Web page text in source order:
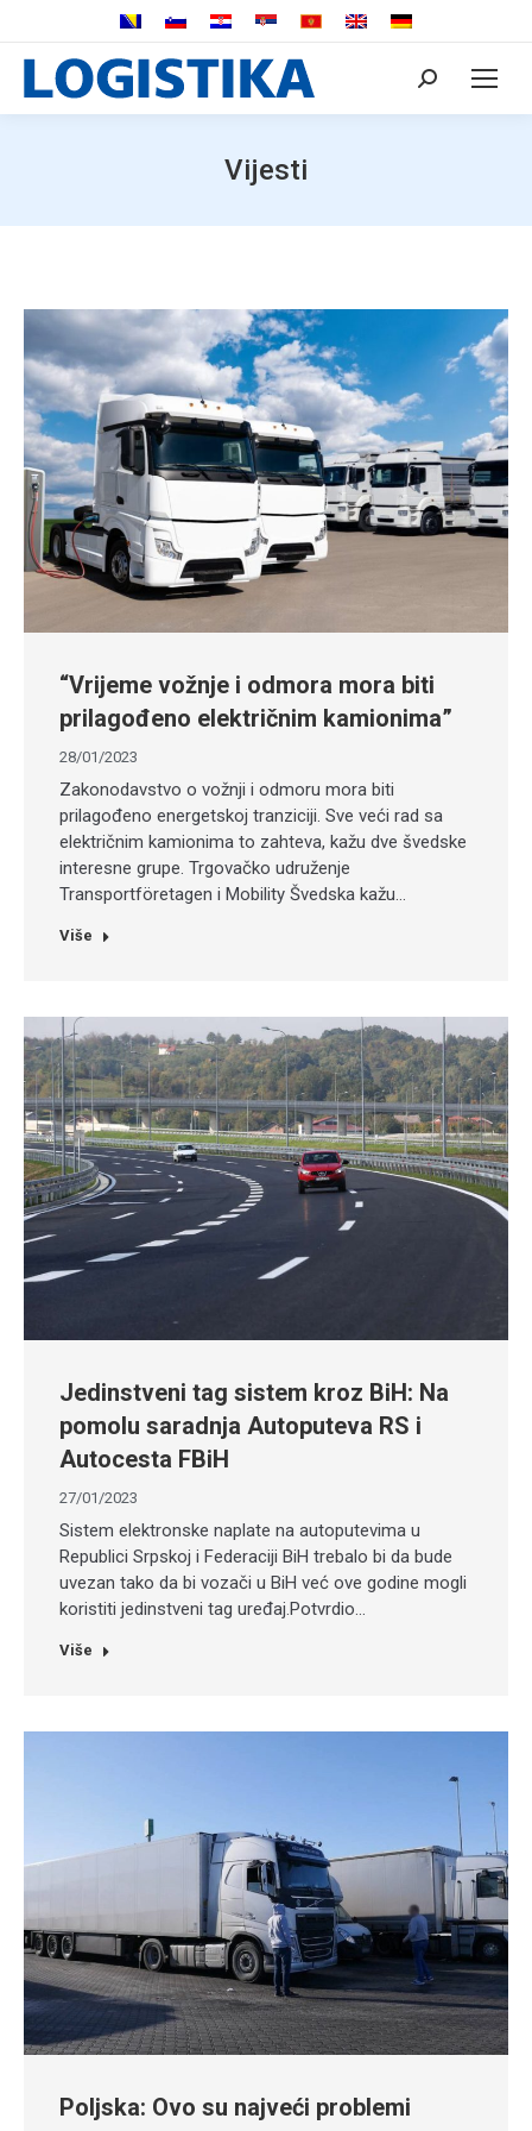
Search:
Vijesti
“Vrijeme vožnje i odmora mora biti
prilagođeno električnim kamionima”
28/01/2023
Zakonodavstvo o vožnji i odmoru mora biti
prilagođeno energetskoj tranziciji. Sve veći rad sa
električnim kamionima to zahteva, kažu dve švedske
interesne grupe. Trgovačko udruženje
Transportföretagen i Mobility Švedska kažu…
Više
Jedinstveni tag sistem kroz BiH: Na
pomolu saradnja Autoputeva RS i
Autocesta FBiH
27/01/2023
Sistem elektronske naplate na autoputevima u
Republici Srpskoj i Federaciji BiH trebalo bi da bude
uvezan tako da bi vozači u BiH već ove godine mogli
koristiti jedinstveni tag uređaj.Potvrdio…
Više
Poljska: Ovo su najveći problemi